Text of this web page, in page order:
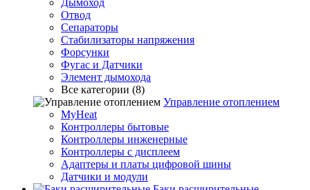
Дымоход
Отвод
Сепараторы
Стабилизаторы напряжения
Форсунки
Фугас и Датчики
Элемент дымохода
Все категории (8)
Управление отоплением
MyHeat
Контроллеры бытовые
Контроллеры инженерные
Контроллеры с дисплеем
Адаптеры и платы цифровой шины
Датчики и модули